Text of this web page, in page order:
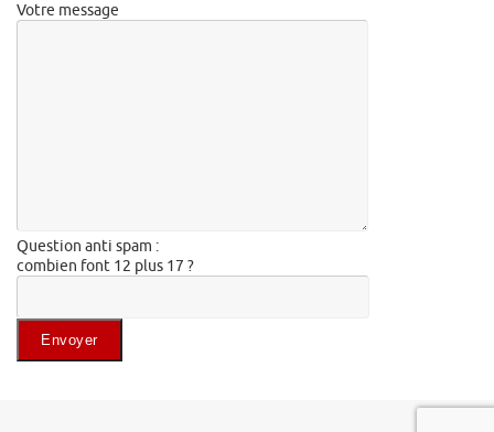
Votre message
Question anti spam :
combien font 12 plus 17 ?